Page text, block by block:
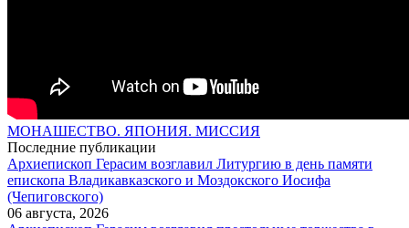
МОНАШЕСТВО. ЯПОНИЯ. МИССИЯ
Последние публикации
Архиепископ Герасим возглавил Литургию в день памяти
епископа Владикавказского и Моздокского Иосифа
(Чепиговского)
06 августа, 2026